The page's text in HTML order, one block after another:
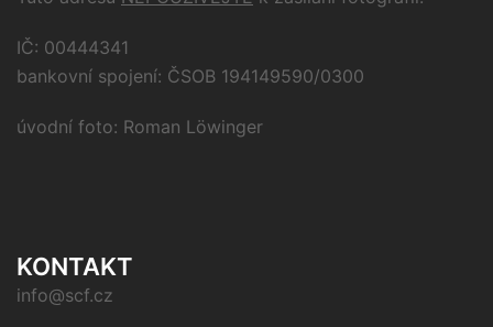
IČ: 00444341
bankovní spojení: ČSOB 194149590/0300
úvodní foto: Roman Löwinger
KONTAKT
info@scf.cz